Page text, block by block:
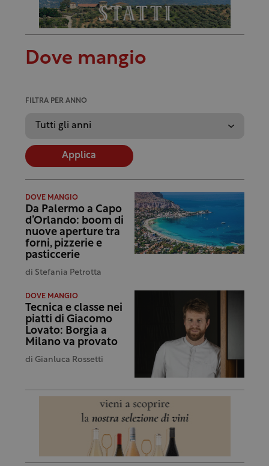
Dove mangio
FILTRA PER ANNO
Applica
DOVE MANGIO
Da Palermo a Capo
d’Orlando: boom di
nuove aperture tra
forni, pizzerie e
pasticcerie
di Stefania Petrotta
DOVE MANGIO
Tecnica e classe nei
piatti di Giacomo
Lovato: Borgia a
Milano va provato
di Gianluca Rossetti